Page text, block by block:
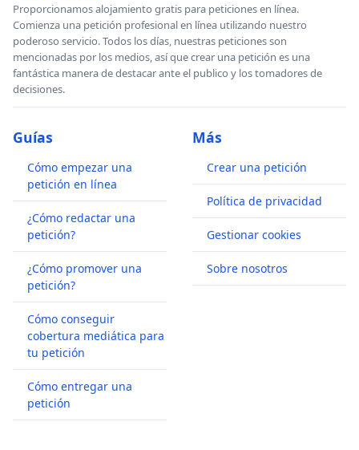
Proporcionamos alojamiento gratis para peticiones en línea.
Comienza una petición profesional en línea utilizando nuestro
poderoso servicio. Todos los días, nuestras peticiones son
mencionadas por los medios, así que crear una petición es una
fantástica manera de destacar ante el publico y los tomadores de
decisiones.
Guías
Cómo empezar una
petición en línea
¿Cómo redactar una
petición?
¿Cómo promover una
petición?
Cómo conseguir
cobertura mediática para
tu petición
Cómo entregar una
petición
Más
Crear una petición
Política de privacidad
Gestionar cookies
Sobre nosotros